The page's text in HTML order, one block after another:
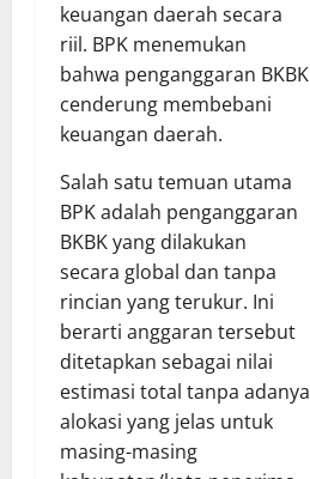
keuangan daerah secara
riil. BPK menemukan
bahwa penganggaran BKBK
cenderung membebani
keuangan daerah.
Salah satu temuan utama
BPK adalah penganggaran
BKBK yang dilakukan
secara global dan tanpa
rincian yang terukur. Ini
berarti anggaran tersebut
ditetapkan sebagai nilai
estimasi total tanpa adanya
alokasi yang jelas untuk
masing-masing